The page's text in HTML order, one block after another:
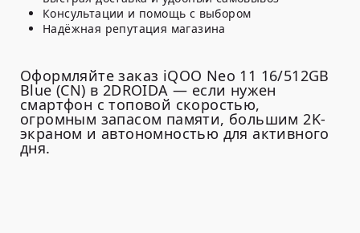
Консультации и помощь с выбором
Надёжная репутация магазина
Оформляйте заказ iQOO Neo 11 16/512GB
Blue (CN) в 2DROIDA — если нужен
смартфон с топовой скоростью,
огромным запасом памяти, большим 2K-
экраном и автономностью для активного
дня.